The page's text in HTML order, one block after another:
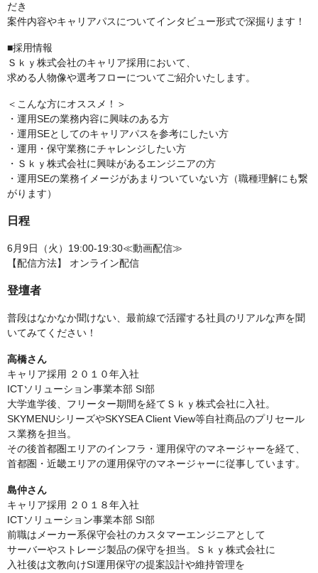
だき
案件内容やキャリアパスについてインタビュー形式で深掘ります！
■採用情報
Ｓｋｙ株式会社のキャリア採用において、
求める人物像や選考フローについてご紹介いたします。
＜こんな方にオススメ！＞
・運用SEの業務内容に興味のある方
・運用SEとしてのキャリアパスを参考にしたい方
・運用・保守業務にチャレンジしたい方
・Ｓｋｙ株式会社に興味があるエンジニアの方
・運用SEの業務イメージがあまりついていない方（職種理解にも繋
がります）
日程
6月9日（火）19:00-19:30≪動画配信≫
【配信方法】 オンライン配信
登壇者
普段はなかなか聞けない、最前線で活躍する社員のリアルな声を聞
いてみてください！
高橋さん
キャリア採用 ２０１０年入社
ICTソリューション事業本部 SI部
大学進学後、フリーター期間を経てＳｋｙ株式会社に入社。
SKYMENUシリーズやSKYSEA Client View等自社商品のプリセール
ス業務を担当。
その後首都圏エリアのインフラ・運用保守のマネージャーを経て、
首都圏・近畿エリアの運用保守のマネージャーに従事しています。
島仲さん
キャリア採用 ２０１８年入社
ICTソリューション事業本部 SI部
前職はメーカー系保守会社のカスタマーエンジニアとして
サーバーやストレージ製品の保守を担当。Ｓｋｙ株式会社に
入社後は文教向けSI運用保守の提案設計や維持管理を